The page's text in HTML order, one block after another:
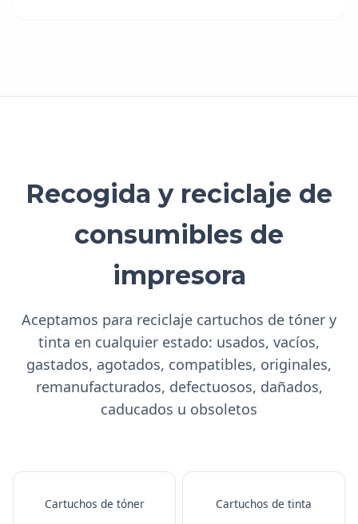
Recogida y reciclaje de
consumibles de
impresora
Aceptamos para reciclaje cartuchos de tóner y
tinta en cualquier estado: usados, vacíos,
gastados, agotados, compatibles, originales,
remanufacturados, defectuosos, dañados,
caducados u obsoletos
Cartuchos de tóner Cartuchos de tinta